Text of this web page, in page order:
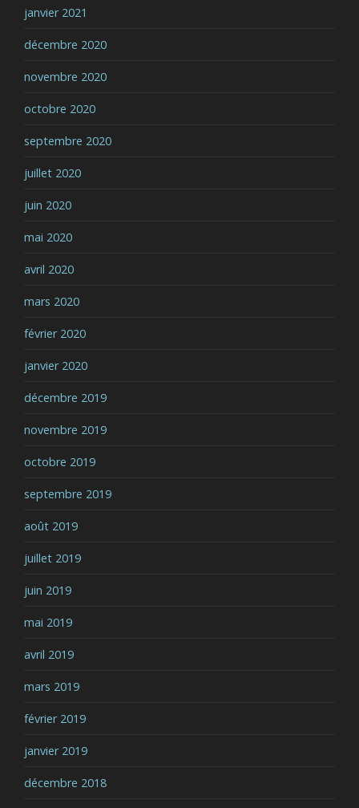
janvier 2021
décembre 2020
novembre 2020
octobre 2020
septembre 2020
juillet 2020
juin 2020
mai 2020
avril 2020
mars 2020
février 2020
janvier 2020
décembre 2019
novembre 2019
octobre 2019
septembre 2019
août 2019
juillet 2019
juin 2019
mai 2019
avril 2019
mars 2019
février 2019
janvier 2019
décembre 2018